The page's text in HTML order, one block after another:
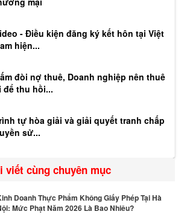
- Điều kiện đăng ký kết hôn tại Việt
hiện...
đòi nợ thuê, Doanh nghiệp nên thuê
để thu hồi...
tự hòa giải và giải quyết tranh chấp
sử...
viết cùng chuyên mục
Doanh Thực Phẩm Không Giấy Phép Tại Hà
Mức Phạt Năm 2026 Là Bao Nhiêu?